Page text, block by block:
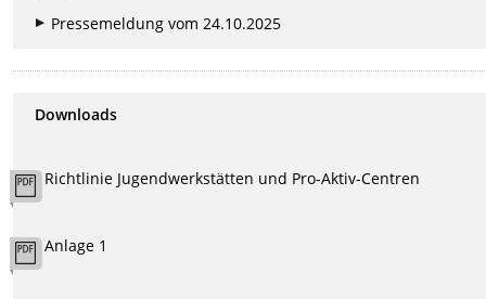
Pressemeldung vom 24.10.2025
Downloads
Richtlinie Jugendwerkstätten und Pro-Aktiv-Centren
Anlage 1